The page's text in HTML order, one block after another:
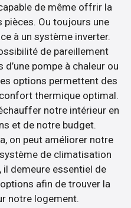
de même offrir la
Ou toujours une
à un système inverter.
de pareillement
pompe à chaleur ou
options permettent des
thermique optimal.
notre intérieur en
et de notre budget.
on peut améliorer notre
de climatisation
il demeure essentiel de
afin de trouver la
notre logement.